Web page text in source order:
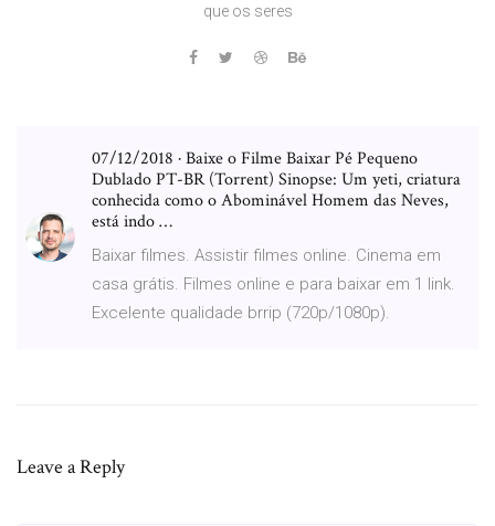
que os seres
07/12/2018 · Baixe o Filme Baixar Pé Pequeno
Dublado PT-BR (Torrent) Sinopse: Um yeti, criatura
conhecida como o Abominável Homem das Neves,
está indo …
Baixar filmes. Assistir filmes online. Cinema em
casa grátis. Filmes online e para baixar em 1 link.
Excelente qualidade brrip (720p/1080p).
Leave a Reply